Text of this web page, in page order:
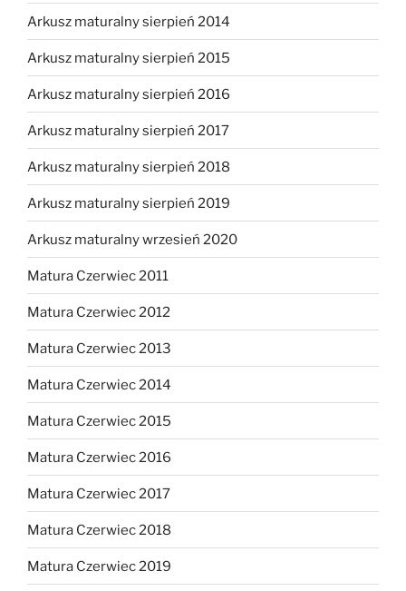
Arkusz maturalny sierpień 2014
Arkusz maturalny sierpień 2015
Arkusz maturalny sierpień 2016
Arkusz maturalny sierpień 2017
Arkusz maturalny sierpień 2018
Arkusz maturalny sierpień 2019
Arkusz maturalny wrzesień 2020
Matura Czerwiec 2011
Matura Czerwiec 2012
Matura Czerwiec 2013
Matura Czerwiec 2014
Matura Czerwiec 2015
Matura Czerwiec 2016
Matura Czerwiec 2017
Matura Czerwiec 2018
Matura Czerwiec 2019